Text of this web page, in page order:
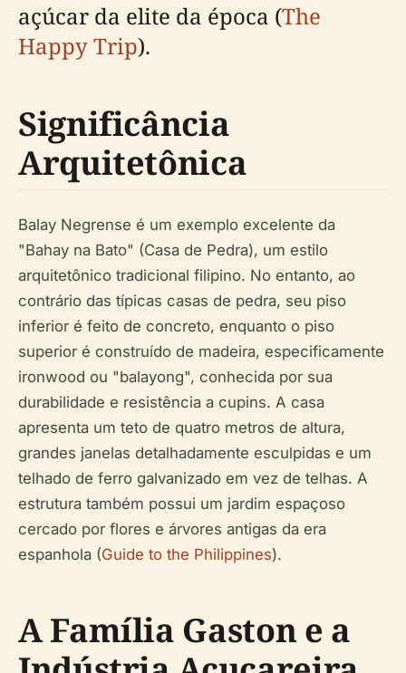
açúcar da elite da época (The
Happy Trip).
Significância
Arquitetônica
Balay Negrense é um exemplo excelente da
"Bahay na Bato" (Casa de Pedra), um estilo
arquitetônico tradicional filipino. No entanto, ao
contrário das típicas casas de pedra, seu piso
inferior é feito de concreto, enquanto o piso
superior é construído de madeira, especificamente
ironwood ou "balayong", conhecida por sua
durabilidade e resistência a cupins. A casa
apresenta um teto de quatro metros de altura,
grandes janelas detalhadamente esculpidas e um
telhado de ferro galvanizado em vez de telhas. A
estrutura também possui um jardim espaçoso
cercado por flores e árvores antigas da era
espanhola (Guide to the Philippines).
A Família Gaston e a